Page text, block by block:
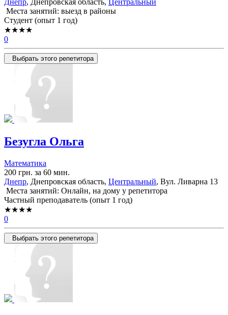
Места занятий: выезд в районы
Cтудент (опыт 1 год)
★★★★
0
Выбрать этого репетитора
Безугла Ольга
Математика
200 грн. за 60 мин.
Днепр, Днепровская область, Центральный, Вул. Ливарна 13
Места занятий: Онлайн, на дому у репетитора
Частный преподаватель (опыт 1 год)
★★★★
0
Выбрать этого репетитора